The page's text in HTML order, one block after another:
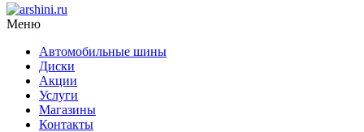
Меню
Автомобильные шины
Диски
Акции
Услуги
Магазины
Контакты